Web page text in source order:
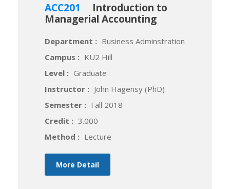
ACC201
Introduction to
Managerial Accounting
Department : Business Adminstration
Campus : KU2 Hill
Level : Graduate
Instructor : John Hagensy (PhD)
Semester : Fall 2018
Credit : 3.000
Method : Lecture
More Detail